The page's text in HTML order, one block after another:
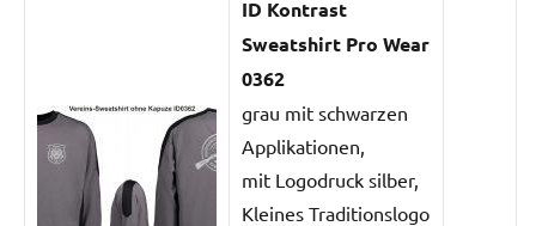
ID Kontrast
Sweatshirt Pro Wear
0362
grau mit schwarzen
Applikationen,
mit Logodruck silber,
Kleines Traditionslogo